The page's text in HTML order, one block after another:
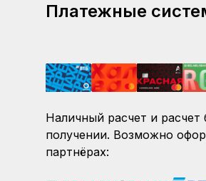
Платежные
Наличный расчет и расчет
получении. Возможно
партнёрах: